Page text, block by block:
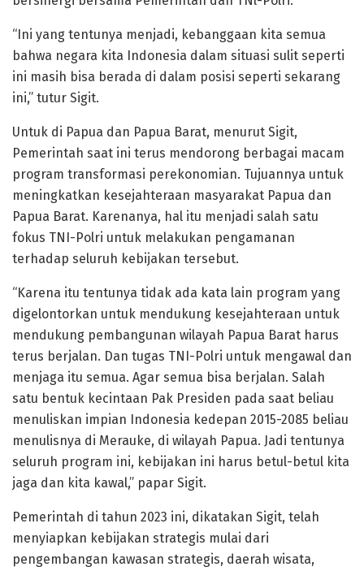
“Ini yang tentunya menjadi, kebanggaan kita semua
bahwa negara kita Indonesia dalam situasi sulit seperti
ini masih bisa berada di dalam posisi seperti sekarang
ini,” tutur Sigit.
Untuk di Papua dan Papua Barat, menurut Sigit,
Pemerintah saat ini terus mendorong berbagai macam
program transformasi perekonomian. Tujuannya untuk
meningkatkan kesejahteraan masyarakat Papua dan
Papua Barat. Karenanya, hal itu menjadi salah satu
fokus TNI-Polri untuk melakukan pengamanan
terhadap seluruh kebijakan tersebut.
“Karena itu tentunya tidak ada kata lain program yang
digelontorkan untuk mendukung kesejahteraan untuk
mendukung pembangunan wilayah Papua Barat harus
terus berjalan. Dan tugas TNI-Polri untuk mengawal dan
menjaga itu semua. Agar semua bisa berjalan. Salah
satu bentuk kecintaan Pak Presiden pada saat beliau
menuliskan impian Indonesia kedepan 2015-2085 beliau
menulisnya di Merauke, di wilayah Papua. Jadi tentunya
seluruh program ini, kebijakan ini harus betul-betul kita
jaga dan kita kawal,” papar Sigit.
Pemerintah di tahun 2023 ini, dikatakan Sigit, telah
menyiapkan kebijakan strategis mulai dari
pengembangan kawasan strategis, daerah wisata,